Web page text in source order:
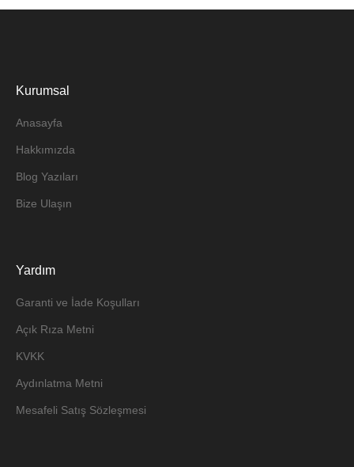
Kurumsal
Anasayfa
Hakkımızda
Blog Yazıları
Bize Ulaşın
Yardım
Garanti ve İade Koşulları
Açık Rıza Metni
KVKK
Aydınlatma Metni
Mesafeli Satış Sözleşmesi